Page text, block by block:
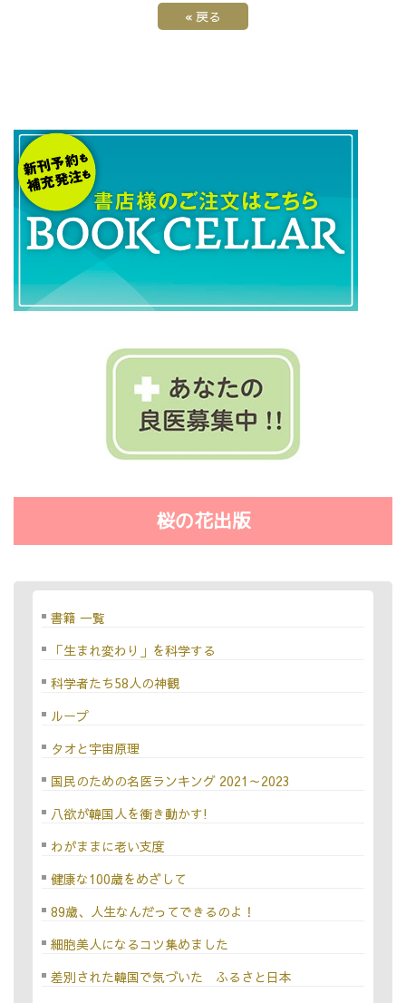
« 戻る
桜の花出版
書籍 一覧
「生まれ変わり」を科学する
科学者たち58人の神観
ループ
タオと宇宙原理
国民のための名医ランキング 2021～2023
八欲が韓国人を衝き動かす!
わがままに老い支度
健康な100歳をめざして
89歳、人生なんだってできるのよ！
細胞美人になるコツ集めました
差別された韓国で気づいた ふるさと日本